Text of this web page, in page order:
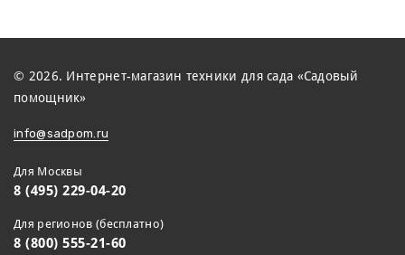
© 2026. Интернет-магазин техники для сада «Садовый
помощник»
info@sadpom.ru
Для Москвы
8 (495) 229-04-20
Для регионов (бесплатно)
8 (800) 555-21-60